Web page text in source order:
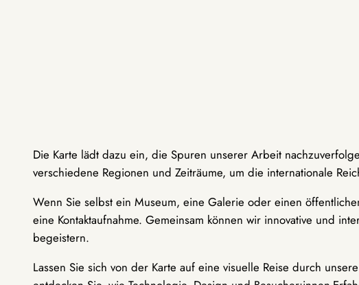
Die Karte lädt dazu ein, die Spuren unserer Arbeit
verschiedene Regionen und Zeiträume, um die internationale
Wenn Sie selbst ein Museum, eine Galerie oder einen
eine Kontaktaufnahme. Gemeinsam können wir innovative und
begeistern.
Lassen Sie sich von der Karte auf eine visuelle Reise durch